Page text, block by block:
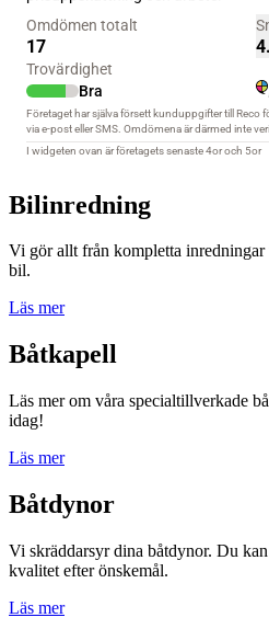
Bilinredning
Vi gör allt från kompletta
bil.
Läs mer
Båtkapell
Läs mer om våra specialtillverkade
idag!
Läs mer
Båtdynor
Vi skräddarsyr dina båtdynor. Du
kvalitet efter önskemål.
Läs mer